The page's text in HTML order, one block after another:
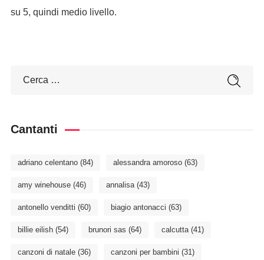
su 5, quindi medio livello.
Cantanti
adriano celentano(84) alessandra amoroso(63)
amy winehouse(46) annalisa(43)
antonello venditti (60) biagio antonacci (63)
billie eilish(54) brunori sas (64) calcutta(41)
canzoni di natale(36) canzoni per bambini (31)